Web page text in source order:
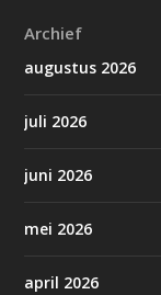
Archief
augustus 2026
juli 2026
juni 2026
mei 2026
april 2026